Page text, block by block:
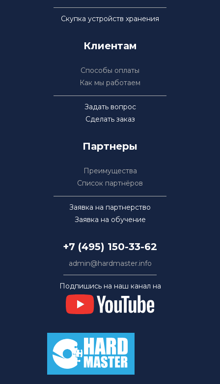
Скупка устройств хранения
Клиентам
Способы оплаты
Как мы работаем
Задать вопрос
Сделать заказ
Партнеры
Преимущества
Список партнёров
Заявка на партнерство
Заявка на обучение
+7 (495) 150-33-62
admin@hardmaster.info
Подпишись на наш канал на